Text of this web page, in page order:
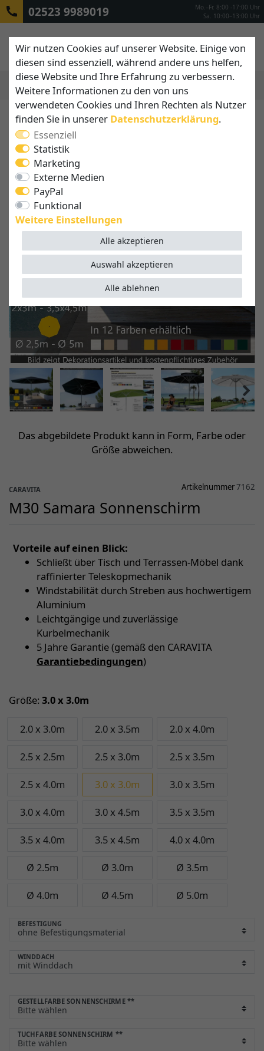
02523 9989019
Mo.–Fr. 8:00 -17:00 Uhr
Sa. 10:00–13:00 Uhr
Das abgebildete Produkt kann in Form, Farbe oder
Größe abweichen.
CARAVITA Artikelnummer7162
M30 Samara Sonnenschirm
Vorteile auf einen Blick:
Schließt über Tisch und Terrassen-Möbel dank
raffinierter Teleskopmechanik
Windstabilität durch Streben aus hochwertigem
Aluminium
Leichtgängige und zuverlässige
Kurbelmechanik
5 Jahre Garantie (gemäß den CARAVITA
Garantiebedingungen)
Größe: 3.0 x 3.0m
2.0 x 3.0m 2.0 x 3.5m 2.0 x 4.0m
2.5 x 2.5m 2.5 x 3.0m 2.5 x 3.5m
2.5 x 4.0m 3.0 x 3.0m 3.0 x 3.5m
3.0 x 4.0m 3.0 x 4.5m 3.5 x 3.5m
3.5 x 4.0m 3.5 x 4.5m 4.0 x 4.0m
Ø 2.5m Ø 3.0m Ø 3.5m
Ø 4.0m Ø 4.5m Ø 5.0m
BEFESTIGUNG
WINDDACH
GESTELLFARBE SONNENSCHIRME **
TUCHFARBE SONNENSCHIRM **
Wir nutzen Cookies auf unserer Website. Einige von
diesen sind essenziell, während andere uns helfen,
diese Website und Ihre Erfahrung zu verbessern.
Weitere Informationen zu den von uns
verwendeten Cookies und Ihren Rechten als Nutzer
finden Sie in unserer Daten­schutz­erklärung.
Essenziell
Statistik
Marketing
Externe Medien
PayPal
Funktional
Weitere Einstellungen
Alle akzeptieren
Alle ablehnen
Auswahl akzeptieren